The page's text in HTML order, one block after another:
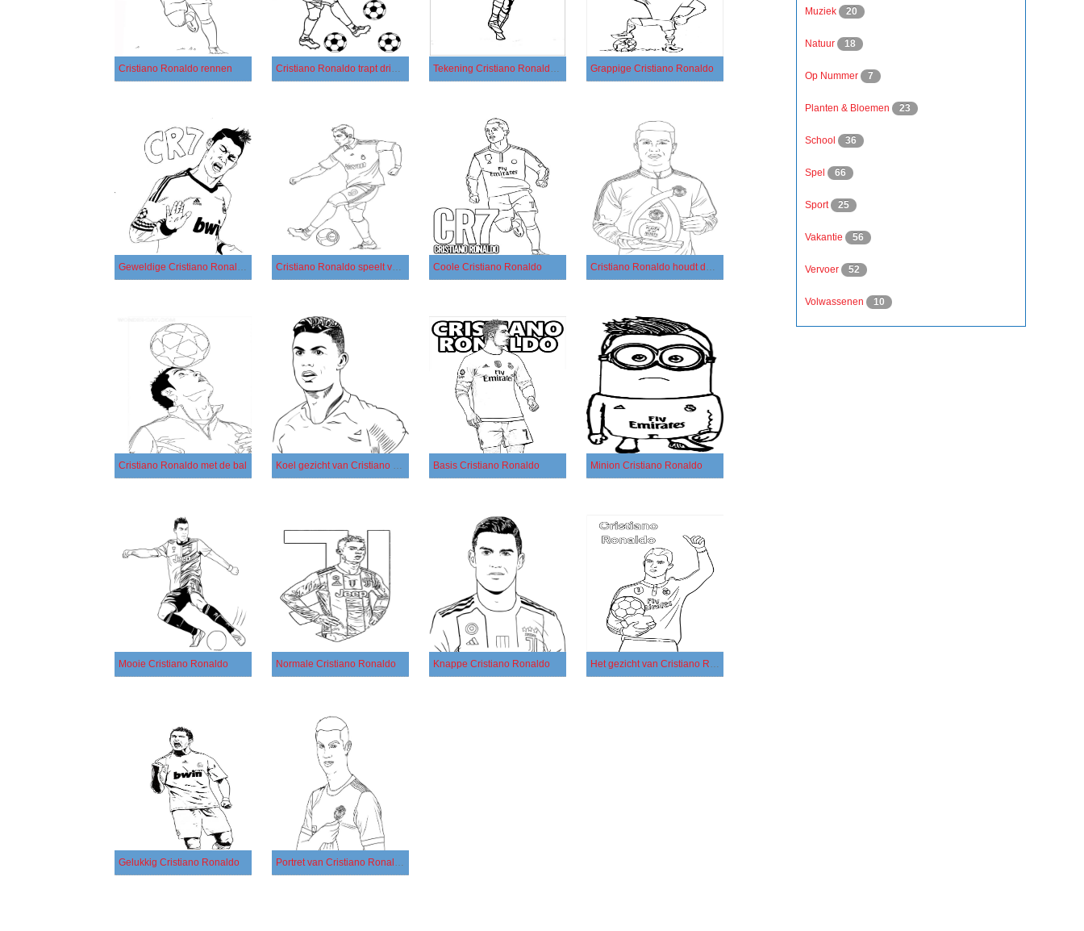
Cristiano Ronaldo rennen Cristiano Ronaldo trapt drie ballen Tekening Cristiano Ronaldo Run Grappige Cristiano Ronaldo
Geweldige Cristiano Ronaldo Cristiano Ronaldo speelt voetbal Coole Cristiano Ronaldo Cristiano Ronaldo houdt de beker vast
Cristiano Ronaldo met de bal Koel gezicht van Cristiano Ronaldo Basis Cristiano Ronaldo Minion Cristiano Ronaldo
Mooie Cristiano Ronaldo Normale Cristiano Ronaldo Knappe Cristiano Ronaldo Het gezicht van Cristiano Ronaldo
Gelukkig Cristiano Ronaldo Portret van Cristiano Ronaldo
Muziek 20
Natuur 18
Op Nummer 7
Planten & Bloemen 23
School 36
Spel 66
Sport 25
Vakantie 56
Vervoer 52
Volwassenen 10